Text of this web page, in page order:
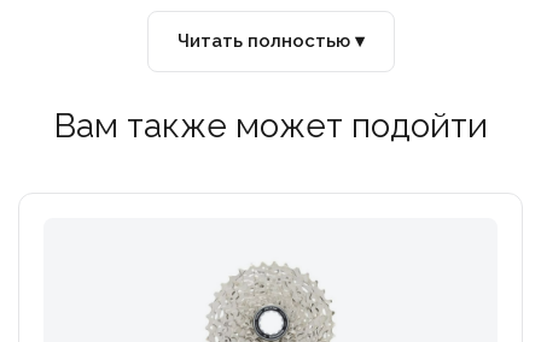
Читать полностью ▾
Вам также может подойти